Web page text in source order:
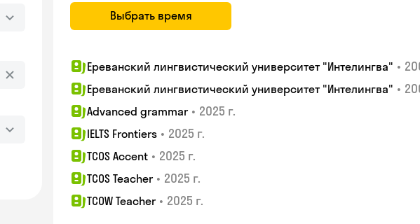
Выбрать время
Ереванский лингвистический университет "Интелингва" •
Ереванский лингвистический университет "Интелингва" •
Advanced grammar • 2025 г.
IELTS Frontiers • 2025 г.
TCOS Accent • 2025 г.
TCOS Teacher • 2025 г.
TCOW Teacher • 2025 г.